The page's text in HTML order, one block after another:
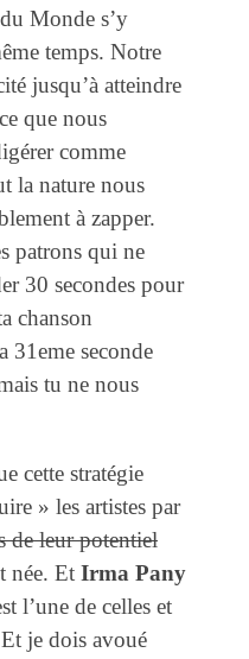
Monde s’y
temps. Notre
jusqu’à atteindre
que nous
comme
la nature nous
à zapper.
patrons qui ne
30 secondes pour
chanson
31eme seconde
tu ne nous
cette stratégie
» les artistes par
de leur potentiel
née. Et Irma Pany
l’une de celles et
je dois avoué